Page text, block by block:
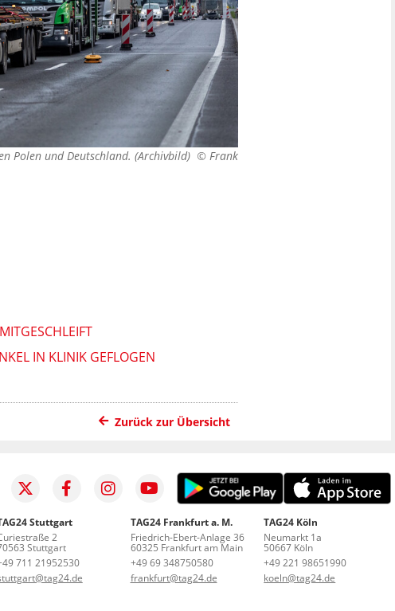
Polen und Deutschland. (Archivbild) © Frank
IN KLINIK GEFLOGEN
Zurück zur Übersicht
Stuttgart
2
Stuttgart
711 21952530
TAG24 Frankfurt a. M.
Friedrich-Ebert-Anlage 36
60325 Frankfurt am Main
+49 69 348750580
frankfurt@tag24.de
TAG24 Köln
Neumarkt 1a
50667 Köln
+49 221 98651990
koeln@tag24.de